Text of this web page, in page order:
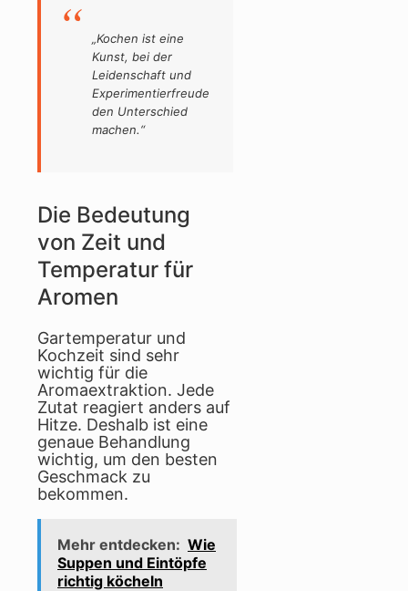
„Kochen ist eine
Kunst, bei der
Leidenschaft und
Experimentierfreude
den Unterschied
machen.“
Die Bedeutung
von Zeit und
Temperatur für
Aromen
Gartemperatur und
Kochzeit sind sehr
wichtig für die
Aromaextraktion. Jede
Zutat reagiert anders auf
Hitze. Deshalb ist eine
genaue Behandlung
wichtig, um den besten
Geschmack zu
bekommen.
Mehr entdecken: Wie
Suppen und Eintöpfe
richtig köcheln